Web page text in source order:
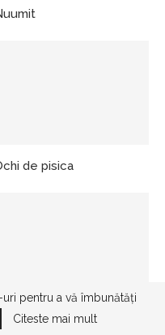
de pisica
Ochi de taur
pentru a vă îmbunătăți
Citeste mai mult